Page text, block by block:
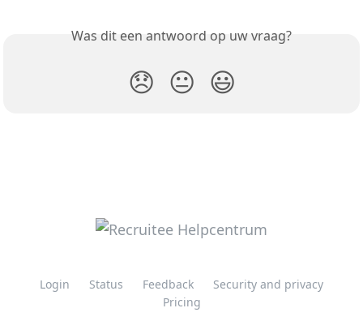
Was dit een antwoord op uw vraag?
😞 😐 😃
Login Status Feedback
Security and privacy
Pricing